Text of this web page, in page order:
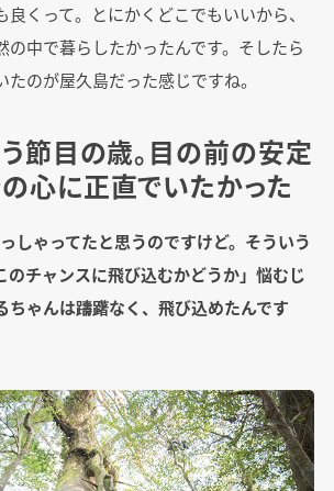
くって。とにかくどこでもいいから、
の中で暮らしたかったんです。そしたら
のが屋久島だった感じですね。
う節目の歳。目の前の安定
の心に正直でいたかった
しゃってたと思うのですけど。そういう
のチャンスに飛び込むかどうか」悩むじ
ちゃんは躊躇なく、飛び込めたんです